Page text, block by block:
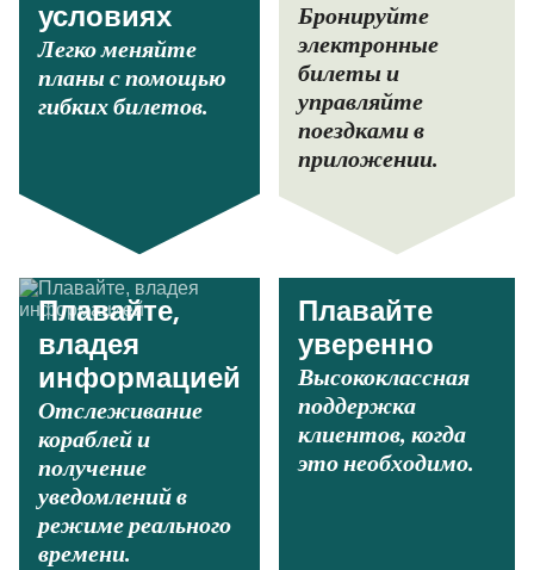
условиях
Легко меняйте
планы с помощью
гибких билетов.
Бронируйте
электронные
билеты и
управляйте
поездками в
приложении.
Плавайте,
владея
информацией
Отслеживание
кораблей и
получение
уведомлений в
режиме реального
времени.
Плавайте
уверенно
Высококлассная
поддержка
клиентов, когда
это необходимо.